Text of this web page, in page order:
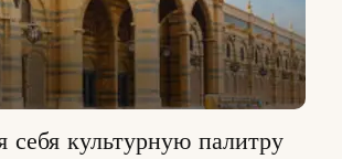
себя культурную палитру